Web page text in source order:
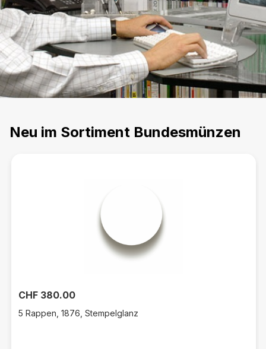
Neu im Sortiment Bundesmünzen
CHF 380.00
5 Rappen, 1876, Stempelglanz